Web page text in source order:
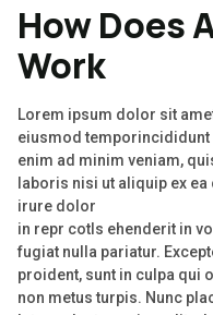
How Does
Work
Lorem ipsum dolor sit
eiusmod temporincididunt
enim ad minim veniam,
laboris nisi ut aliquip ex
irure dolor
in repr cotls ehenderit in
fugiat nulla pariatur.
proident, sunt in culpa qui
non metus turpis. Nunc